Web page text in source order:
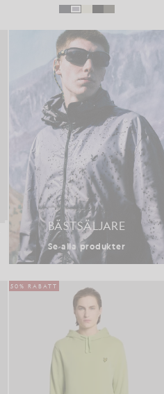
BÄSTSÄLJARE
Se alla produkter
50% RABATT